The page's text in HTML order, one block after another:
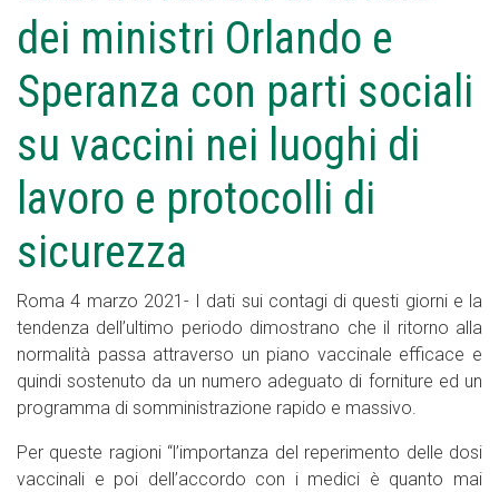
dei ministri Orlando e
Speranza con parti sociali
su vaccini nei luoghi di
lavoro e protocolli di
sicurezza
Roma 4 marzo 2021- I dati sui contagi di questi giorni e la
tendenza dell’ultimo periodo dimostrano che il ritorno alla
normalità passa attraverso un piano vaccinale efficace e
quindi sostenuto da un numero adeguato di forniture ed un
programma di somministrazione rapido e massivo.
Per queste ragioni “l’importanza del reperimento delle dosi
vaccinali e poi dell’accordo con i medici è quanto mai